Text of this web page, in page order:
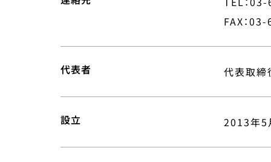
FAX：
代表者 代表取
設立 2013年5